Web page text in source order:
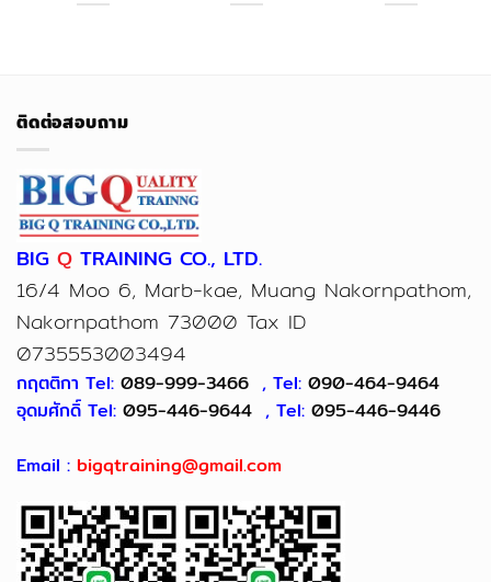
ติดต่อสอบถาม
BIG Q TRAINING CO., LTD.
16/4 Moo 6, Marb-kae, Muang Nakornpathom,
Nakornpathom 73000 Tax ID
0735553003494
กฤตติกา Tel: 089-999-3466 , Tel: 090-464-9464
อุดมศักดิ์ Tel: 095-446-9644 , Tel: 095-446-9446
Email : bigqtraining@gmail.com